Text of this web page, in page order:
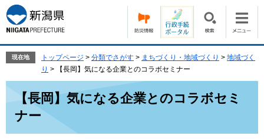
ー
ジ
の
で
ニ
ュ
ー
ば
現在地 トップページ > 分類でさがす > まちづくり・地域づくり > 地域づく
り > 【長岡】気になる企業とのコラボセミナー
【長岡】気になる企業とのコラボセミ
ナー